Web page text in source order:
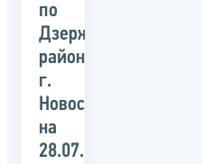
по
Дзержинскому
району
г.
Новосибирска
на
28.07.2020